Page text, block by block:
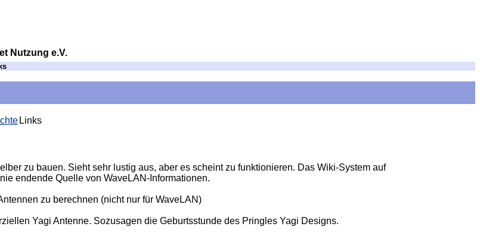
Nutzung e.V.
Links
zu bauen. Sieht sehr lustig aus, aber es scheint zu funktionieren. Das Wiki-System auf
endende Quelle von WaveLAN-Informationen.
zu berechnen (nicht nur für WaveLAN)
Yagi Antenne. Sozusagen die Geburtsstunde des Pringles Yagi Designs.